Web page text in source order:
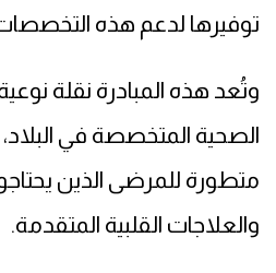
توفيرها لدعم هذه
وتُعد هذه المبادرة نقلة
الصحية المتخصصة في
متطورة للمرضى الذين
والعلاجات القلبية المتقدمة.